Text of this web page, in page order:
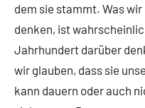
dem sie stammt. Was
denken, ist
Jahrhundert darüber
wir glauben, dass sie
kann dauern oder auch